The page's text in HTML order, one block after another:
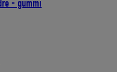
- gummi